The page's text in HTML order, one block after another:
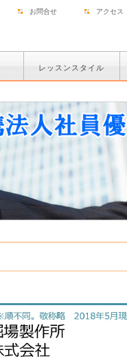
お問合せ アクセス
レッスンスタイル